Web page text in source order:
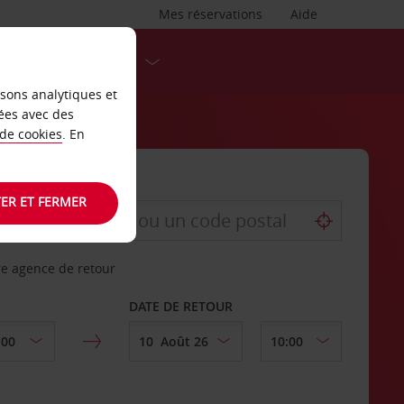
Aide
Mes réservations
agence de retour
DATE DE RETOUR
analytiques et
avec des
cookies. En
ET FERMER